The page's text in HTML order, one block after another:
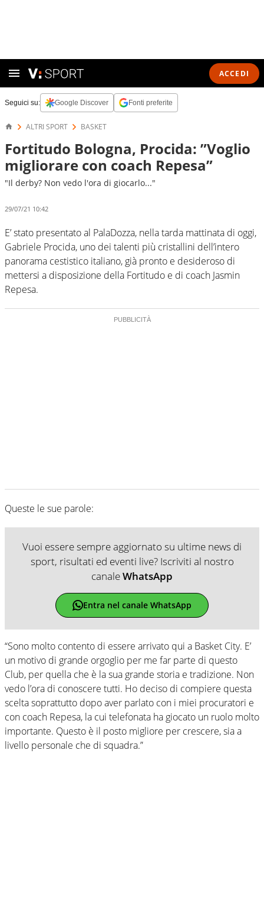
ACCEDI
Seguici su: Google Discover Fonti preferite
ALTRI SPORT BASKET
Fortitudo Bologna, Procida: ”Voglio
migliorare con coach Repesa”
"Il derby? Non vedo l'ora di giocarlo..."
29/07/21 10:42
E’ stato presentato al PalaDozza, nella tarda mattinata di oggi,
Gabriele Procida, uno dei talenti più cristallini dell’intero
panorama cestistico italiano, già pronto e desideroso di
mettersi a disposizione della Fortitudo e di coach Jasmin
Repesa.
Queste le sue parole:
Vuoi essere sempre aggiornato su ultime news di
sport, risultati ed eventi live? Iscriviti al nostro
canaleWhatsApp
Entra nel canale WhatsApp
“Sono molto contento di essere arrivato qui a Basket City. E’
un motivo di grande orgoglio per me far parte di questo
Club, per quella che è la sua grande storia e tradizione. Non
vedo l’ora di conoscere tutti. Ho deciso di compiere questa
scelta soprattutto dopo aver parlato con i miei procuratori e
con coach Repesa, la cui telefonata ha giocato un ruolo molto
importante. Questo è il posto migliore per crescere, sia a
livello personale che di squadra.”